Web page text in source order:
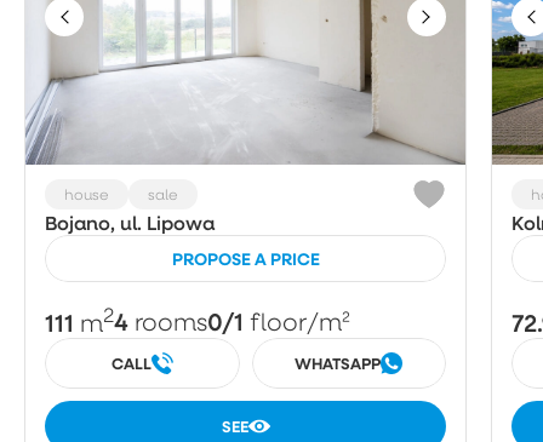
house sale
Bojano, ul. Lipowa
PROPOSE A PRICE
111 m24 rooms0/1 floor/m²
CALL WHATSAPP
SEE